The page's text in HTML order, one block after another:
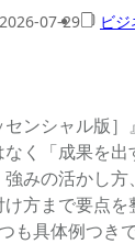
2026-07-29 ビ
センシャル版
なく「成果を
みの活かし
方まで要点
も具体例つき